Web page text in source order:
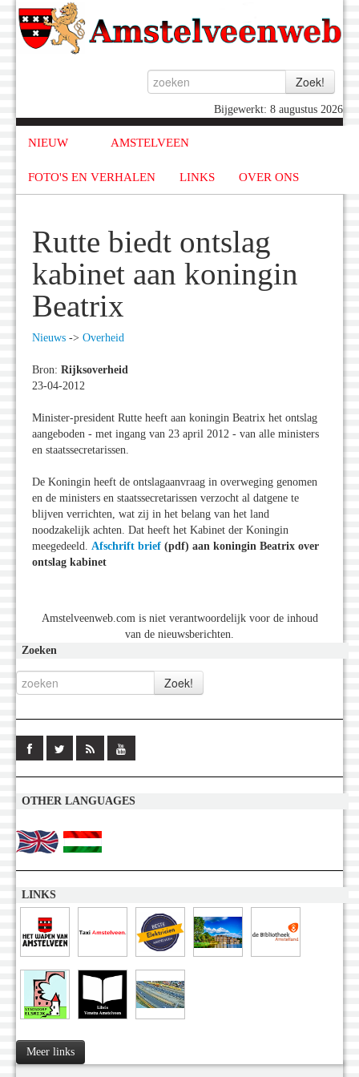
Bijgewerkt: 8 augustus 2026
NIEUW AMSTELVEEN
FOTO'S EN VERHALEN LINKS OVER ONS
Rutte biedt ontslag
kabinet aan koningin
Beatrix
Nieuws -> Overheid
Bron: Rijksoverheid
23-04-2012
Minister-president Rutte heeft aan koningin Beatrix het ontslag
aangeboden - met ingang van 23 april 2012 - van alle ministers
en staatssecretarissen.
De Koningin heeft de ontslagaanvraag in overweging genomen
en de ministers en staatssecretarissen verzocht al datgene te
blijven verrichten, wat zij in het belang van het land
noodzakelijk achten. Dat heeft het Kabinet der Koningin
meegedeeld. Afschrift brief (pdf) aan koningin Beatrix over
ontslag kabinet
Amstelveenweb.com is niet verantwoordelijk voor de inhoud
van de nieuwsberichten.
Zoeken
OTHER LANGUAGES
LINKS
Meer links